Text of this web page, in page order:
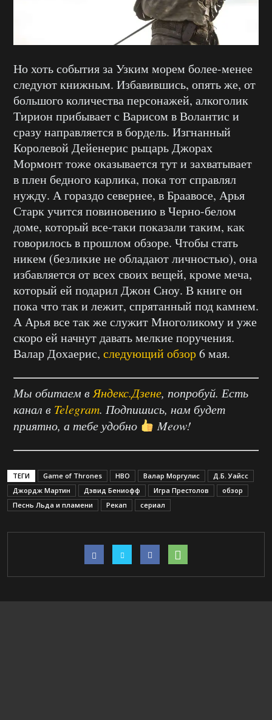
Но хоть события за Узким морем более-менее
следуют книжным. Избавившись, опять же, от
большого количества персонажей, алкоголик
Тирион прибывает с Варисом в Волантис и
сразу направляется в бордель. Изгнанный
Королевой Дейенерис рыцарь Джорах
Мормонт тоже оказывается тут и захватывает
в плен бедного карлика, пока тот справлял
нужду. А гораздо севернее, в Браавосе, Арья
Старк учится повиновению в Черно-белом
доме, который все-таки показали таким, как
говорилось в прошлом обзоре. Чтобы стать
никем (безликие не обладают личностью), она
избавляется от всех своих вещей, кроме меча,
который ей подарил Джон Сноу. В книге он
пока что так и лежит, спрятанный под камнем.
А Арья все так же служит Многоликому и уже
скоро ей начнут давать мелкие поручения.
Валар Дохаерис, следующий обзор6 мая.
Мы обитаем вЯндекс.Дзене, попробуй. Есть
канал в Telegram. Подпишись, нам будет
приятно, а тебе удобно
Meow!
ТЕГИ Game of Thrones HBO Валар Моргулис
Д.Б. Уайсс
Джордж Мартин
Дэвид Бениофф Игра Престолов
обзор
Песнь Льда и пламени
Рекап сериал